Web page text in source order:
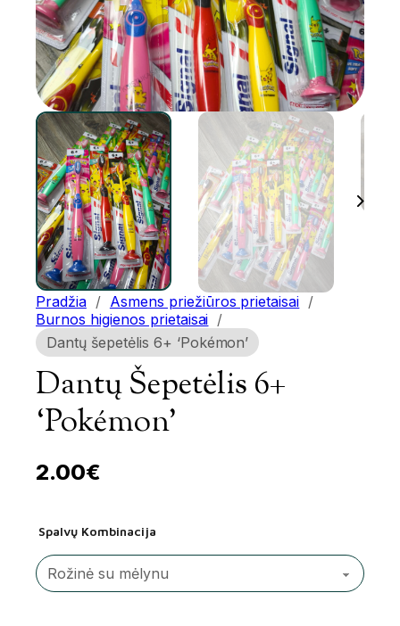
Pradžia / Asmens priežiūros prietaisai /
Burnos higienos prietaisai /
Dantų šepetėlis 6+ ‘Pokémon’
Dantų Šepetėlis 6+
‘Pokémon’
2.00€
Spalvų Kombinacija